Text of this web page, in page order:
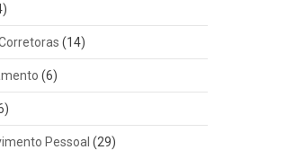
(14)
(6)
Pessoal (29)